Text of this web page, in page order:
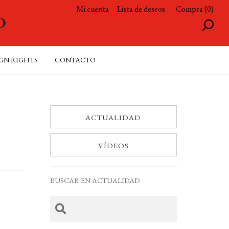
Mi cuenta Lista de deseos Compra (0)
RIGHTS CONTACTO
ACTUALIDAD
VÍDEOS
BUSCAR EN ACTUALIDAD